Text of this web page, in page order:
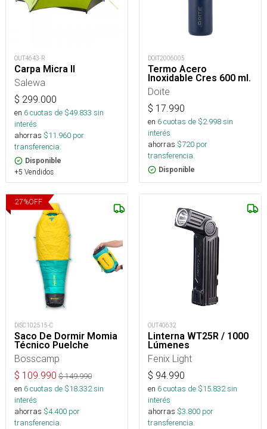
OUT4643-R
Carpa Micra II
Salewa
$ 299.000
en 6cuotas de $49.833 sin
interés
ahorras $11.960 por
transferencia.
Disponible
+5 Vendidos
DOIT2006005
Termo Acero
Inoxidable Cres 600 ml.
Doite
$ 17.990
en 6cuotas de $2.998sin
interés
ahorras $720 por
transferencia.
Disponible
27%OFF
DISC102515-C
Saco De Dormir Momia
Técnico Puelche
Bosscamp
$ 109.990 $149.990
en 6cuotas de $18.332sin
interés
ahorras $4.400 por
transferencia.
OUT40632
Linterna WT25R / 1000
Lúmenes
Fenix Light
$ 94.990
en 6cuotas de $15.832sin
interés
ahorras $3.800 por
transferencia.